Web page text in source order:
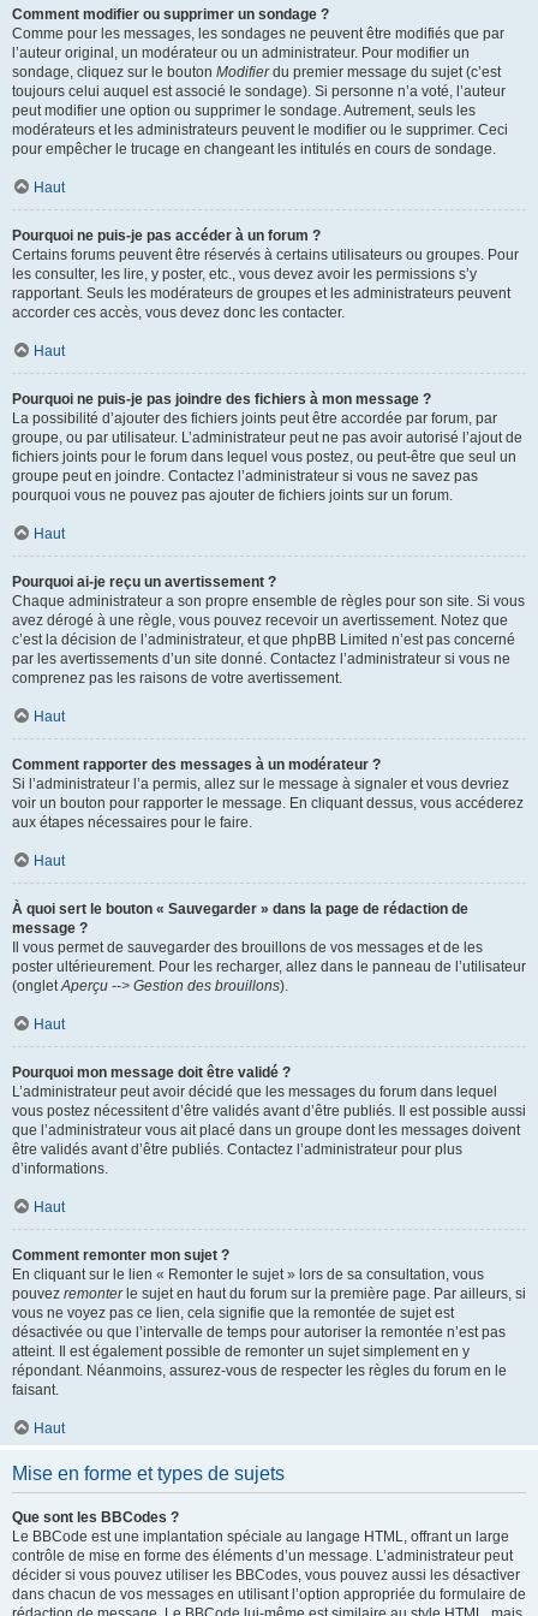
Comment modifier ou supprimer un sondage ?
Comme pour les messages, les sondages ne peuvent être modifiés que par
l’auteur original, un modérateur ou un administrateur. Pour modifier un
sondage, cliquez sur le bouton Modifierdu premier message du sujet (c’est
toujours celui auquel est associé le sondage). Si personne n’a voté, l’auteur
peut modifier une option ou supprimer le sondage. Autrement, seuls les
modérateurs et les administrateurs peuvent le modifier ou le supprimer. Ceci
pour empêcher le trucage en changeant les intitulés en cours de sondage.
Haut
Pourquoi ne puis-je pas accéder à un forum ?
Certains forums peuvent être réservés à certains utilisateurs ou groupes. Pour
les consulter, les lire, y poster, etc., vous devez avoir les permissions s’y
rapportant. Seuls les modérateurs de groupes et les administrateurs peuvent
accorder ces accès, vous devez donc les contacter.
Haut
Pourquoi ne puis-je pas joindre des fichiers à mon message ?
La possibilité d’ajouter des fichiers joints peut être accordée par forum, par
groupe, ou par utilisateur. L’administrateur peut ne pas avoir autorisé l’ajout de
fichiers joints pour le forum dans lequel vous postez, ou peut-être que seul un
groupe peut en joindre. Contactez l’administrateur si vous ne savez pas
pourquoi vous ne pouvez pas ajouter de fichiers joints sur un forum.
Haut
Pourquoi ai-je reçu un avertissement ?
Chaque administrateur a son propre ensemble de règles pour son site. Si vous
avez dérogé à une règle, vous pouvez recevoir un avertissement. Notez que
c’est la décision de l’administrateur, et que phpBB Limited n’est pas concerné
par les avertissements d’un site donné. Contactez l’administrateur si vous ne
comprenez pas les raisons de votre avertissement.
Haut
Comment rapporter des messages à un modérateur ?
Si l’administrateur l’a permis, allez sur le message à signaler et vous devriez
voir un bouton pour rapporter le message. En cliquant dessus, vous accéderez
aux étapes nécessaires pour le faire.
Haut
À quoi sert le bouton « Sauvegarder » dans la page de rédaction de
message ?
Il vous permet de sauvegarder des brouillons de vos messages et de les
poster ultérieurement. Pour les recharger, allez dans le panneau de l’utilisateur
(ongletAperçu --> Gestion des brouillons).
Haut
Pourquoi mon message doit être validé ?
L’administrateur peut avoir décidé que les messages du forum dans lequel
vous postez nécessitent d’être validés avant d’être publiés. Il est possible aussi
que l’administrateur vous ait placé dans un groupe dont les messages doivent
être validés avant d’être publiés. Contactez l’administrateur pour plus
d’informations.
Haut
Comment remonter mon sujet ?
En cliquant sur le lien « Remonter le sujet » lors de sa consultation, vous
pouvez remonterle sujet en haut du forum sur la première page. Par ailleurs, si
vous ne voyez pas ce lien, cela signifie que la remontée de sujet est
désactivée ou que l’intervalle de temps pour autoriser la remontée n’est pas
atteint. Il est également possible de remonter un sujet simplement en y
répondant. Néanmoins, assurez-vous de respecter les règles du forum en le
faisant.
Haut
Mise en forme et types de sujets
Que sont les BBCodes ?
Le BBCode est une implantation spéciale au langage HTML, offrant un large
contrôle de mise en forme des éléments d’un message. L’administrateur peut
décider si vous pouvez utiliser les BBCodes, vous pouvez aussi les désactiver
dans chacun de vos messages en utilisant l’option appropriée du formulaire de